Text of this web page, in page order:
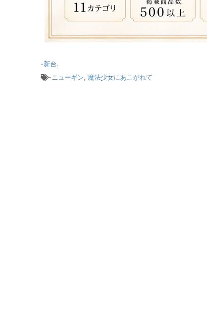
-新台.
-ニューギン, 魔法少女にあこがれて